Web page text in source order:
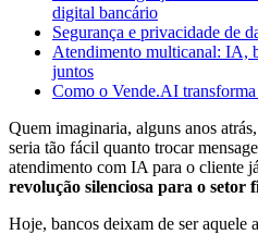
digital bancário
Segurança e privacidade de
Atendimento multicanal: IA,
juntos
Como o Vende.AI
Quem imaginaria, alguns anos
seria tão fácil quanto trocar
atendimento com IA para o cliente
revolução silenciosa para o setor
Hoje, bancos deixam de ser aquele